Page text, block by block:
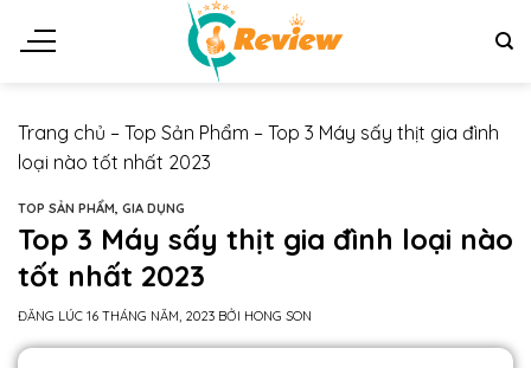
Trang chủ – Top Sản Phẩm – Top 3 Máy sấy thịt gia đình
loại nào tốt nhất 2023
TOP SẢN PHẨM GIA DỤNG
Top 3 Máy sấy thịt gia đình loại nào
tốt nhất 2023
ĐĂNG LÚC 16 THÁNG NĂM, 2023 BỞI HONG SON